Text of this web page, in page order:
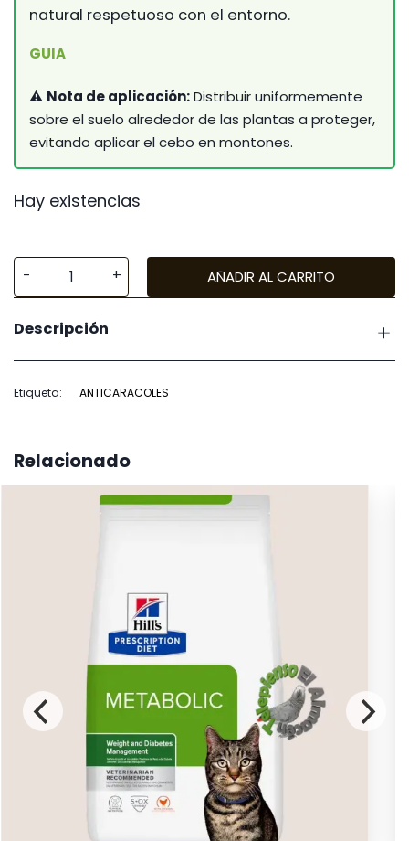
natural respetuoso con el entorno.
GUIA
⚠️ Nota de aplicación:Distribuir uniformemente
sobre el suelo alrededor de las plantas a proteger,
evitando aplicar el cebo en montones.
Hay existencias
Igloo
AÑADIR AL CARRITO
Descripción
Etiqueta: ANTICARACOLES
Relacionado